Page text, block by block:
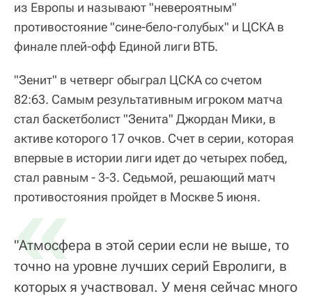
из Европы и называют "невероятным"
противостояние "сине-бело-голубых" и ЦСКА в
финале плей-офф Единой лиги ВТБ.
"Зенит" в четверг обыграл ЦСКА со счетом
82:63. Самым результативным игроком матча
стал баскетболист "Зенита" Джордан Мики, в
активе которого 17 очков. Счет в серии, которая
впервые в истории лиги идет до четырех побед,
стал равным - 3-3. Седьмой, решающий матч
противостояния пройдет в Москве 5 июня.
«
"Атмосфера в этой серии если не выше, то
точно на уровне лучших серий Евролиги, в
которых я участвовал. У меня сейчас много